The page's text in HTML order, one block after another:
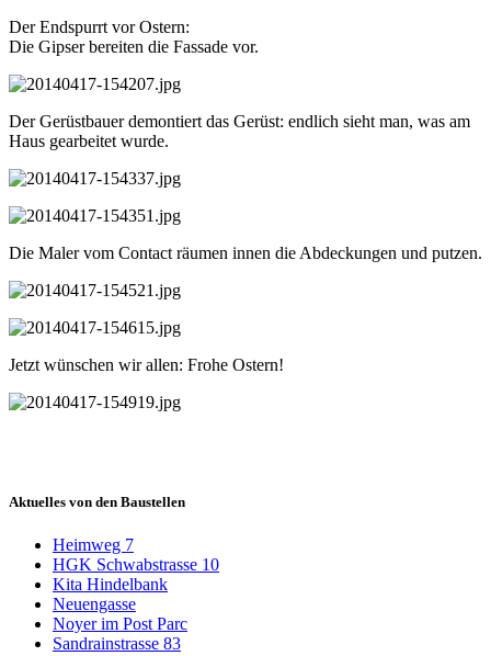
Der Endspurrt vor Ostern:
Die Gipser bereiten die Fassade vor.
Der Gerüstbauer demontiert das Gerüst: endlich sieht man, was am
Haus gearbeitet wurde.
Die Maler vom Contact räumen innen die Abdeckungen und putzen.
Jetzt wünschen wir allen: Frohe Ostern!
Aktuelles von den Baustellen
Heimweg 7
HGK Schwabstrasse 10
Kita Hindelbank
Neuengasse
Noyer im Post Parc
Sandrainstrasse 83